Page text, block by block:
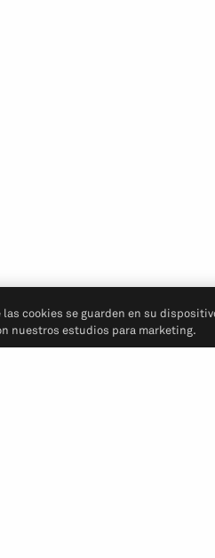
cookies se guarden en su
nuestros estudios para marketing.